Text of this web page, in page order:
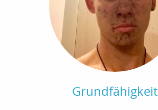
Grundfähigkeit